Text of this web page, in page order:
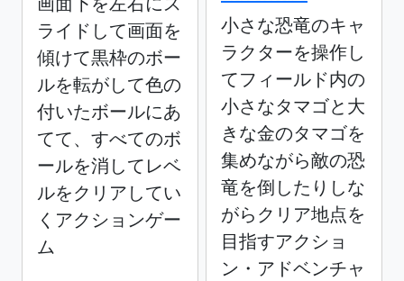
ライドして画面を
傾けて黒枠のボー
ルを転がして色の
付いたボールにあ
てて、すべてのボ
ールを消してレベ
ルをクリアしてい
くアクションゲー
ム
小さな恐竜のキャ
ラクターを操作し
てフィールド内の
小さなタマゴと大
きな金のタマゴを
集めながら敵の恐
竜を倒したりしな
がらクリア地点を
目指すアクショ
ン・アドベンチャ